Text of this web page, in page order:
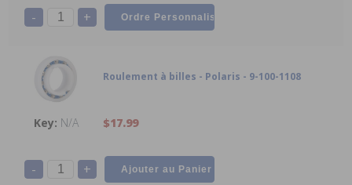
- +
Roulement à billes - Polaris - 9-100-1108
N/A $17.99
- +